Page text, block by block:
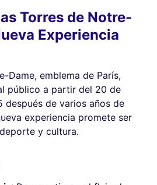
Torres de Notre-
Experiencia
Dame, emblema de París,
público a partir del 20 de
después de varios años de
experiencia promete ser
y cultura.